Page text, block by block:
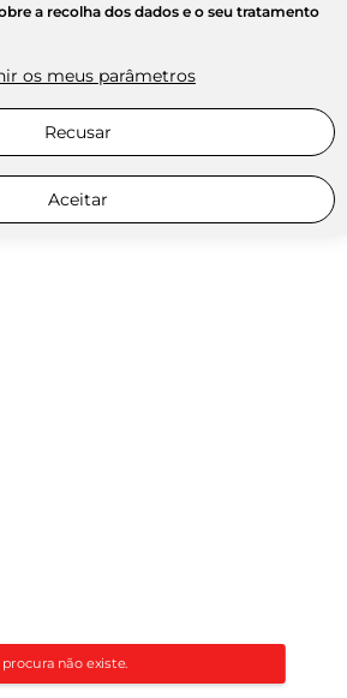
não existe.
a recolha dos dados e o seu tratamento
os meus parâmetros
Recusar
Aceitar